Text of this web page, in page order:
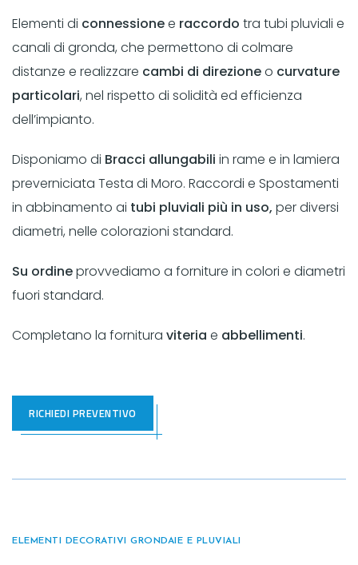
Elementi di connessionee raccordo tra tubi pluviali e
canali di gronda, che permettono di colmare
distanze e realizzare cambi di direzioneo curvature
particolari, nel rispetto di solidità ed efficienza
dell’impianto.
Disponiamo di Bracci allungabili in rame e in lamiera
preverniciata Testa di Moro. Raccordi e Spostamenti
in abbinamento ai tubi pluviali più in uso, per diversi
diametri, nelle colorazioni standard.
Su ordineprovvediamo a forniture in colori e diametri
fuori standard.
Completano la fornitura viteria e abbellimenti.
RICHIEDI PREVENTIVO
ELEMENTI DECORATIVI GRONDAIE E PLUVIALI